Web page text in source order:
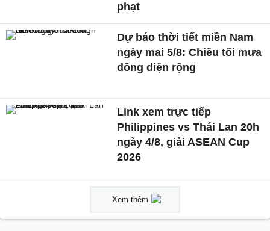
phạt
Dự báo thời tiết miền Nam
ngày mai 5/8: Chiều tối mưa
dông diện rộng
Link xem trực tiếp
Philippines vs Thái Lan 20h
ngày 4/8, giải ASEAN Cup
2026
Xem thêm